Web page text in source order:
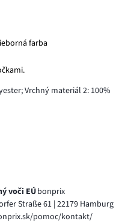
farba
Vrchný materiál 2: 100%
voči EÚbonprix
Straße 61 | 22179 Hamburg
pomoc/kontakt/